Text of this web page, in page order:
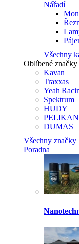
Nářadí
Všechny
Oblíbené značky
Kavan
Traxxas
Yeah
Spektrum
HUDY
PELIKAN
DUMAS
Všechny značky
Poradna